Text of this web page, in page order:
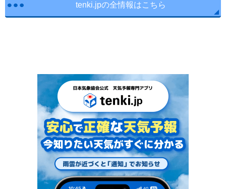
tenki.jpの全情報はこちら